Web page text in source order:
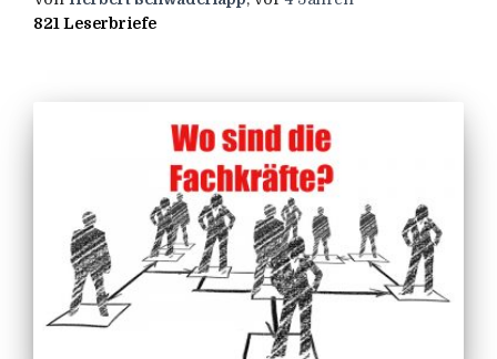
821 Leserbriefe